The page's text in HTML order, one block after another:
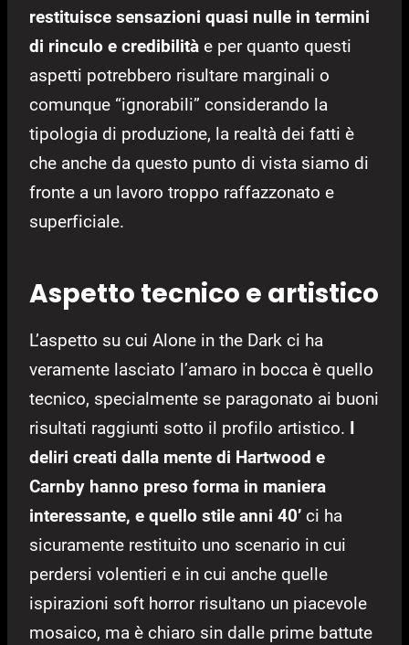
restituisce sensazioni quasi nulle in termini
di rinculo e credibilità e per quanto questi
aspetti potrebbero risultare marginali o
comunque “ignorabili” considerando la
tipologia di produzione, la realtà dei fatti è
che anche da questo punto di vista siamo di
fronte a un lavoro troppo raffazzonato e
superficiale.
Aspetto tecnico e artistico
L’aspetto su cui Alone in the Dark ci ha
veramente lasciato l’amaro in bocca è quello
tecnico, specialmente se paragonato ai buoni
risultati raggiunti sotto il profilo artistico. I
deliri creati dalla mente di Hartwood e
Carnby hanno preso forma in maniera
interessante, e quello stile anni 40’ ci ha
sicuramente restituito uno scenario in cui
perdersi volentieri e in cui anche quelle
ispirazioni soft horror risultano un piacevole
mosaico, ma è chiaro sin dalle prime battute